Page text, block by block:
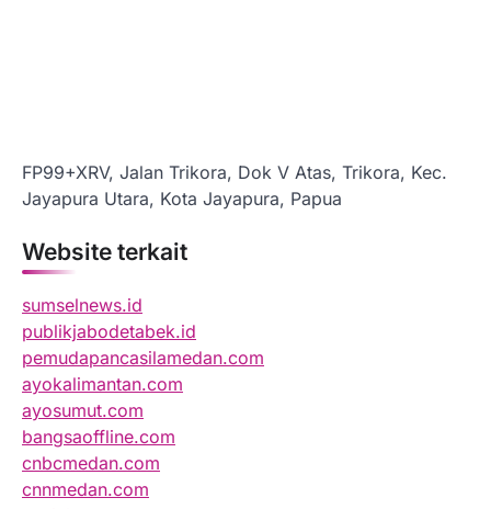
FP99+XRV, Jalan Trikora, Dok V Atas, Trikora, Kec.
Jayapura Utara, Kota Jayapura, Papua
Website terkait
sumselnews.id
publikjabodetabek.id
pemudapancasilamedan.com
ayokalimantan.com
ayosumut.com
bangsaoffline.com
cnbcmedan.com
cnnmedan.com